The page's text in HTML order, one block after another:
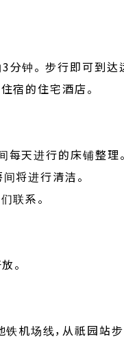
钟。 步行即可到达
宿的住宅酒店。
每天进行的床铺整理。
将进行清洁。
联系。
。
铁机场线，从祇园站